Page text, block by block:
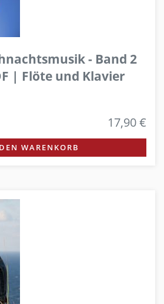
- Band 2
| Flöte und Klavier
17,90 €
WARENKORB